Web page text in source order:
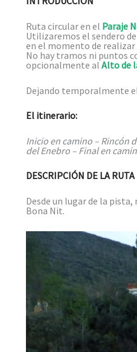
Ruta circular en el Paraje
Utilizaremos el sendero
en el momento de realizar
No hay tramos ni puntos
opcionalmente al Alto de
Dejando temporalmente
El itinerario:
Inicio en camino – Rincón
del Enebro – Final en
DESCRIPCIÓN DE LA RUTA
Desde un lugar de la
Bona Nit.